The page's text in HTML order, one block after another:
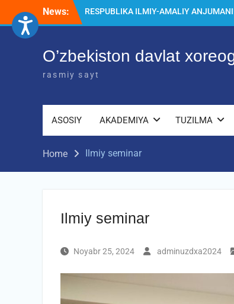
content
News:
RESPUBLIKA ILMIY-AMALIY
bo‘lib o‘tdi
O’zbekiston davlat
rasmiy sayt
ASOSIY AKADEMIYA TUZILMA
Home Ilmiy seminar
Ilmiy seminar
Noyabr 25, 2024 adminuzdxa2024